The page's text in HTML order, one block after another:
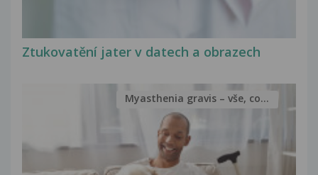
Ztukovatění jater v datech a obrazech
Myasthenia gravis – vše, co...